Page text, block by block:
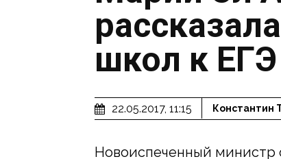
школ к ЕГЭ
22.05.2017, 11:15 Константин
Новоиспеченный министр